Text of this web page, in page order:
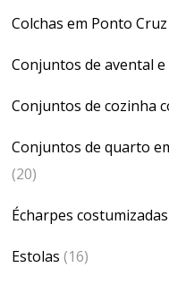
Colchas em Ponto Cruz
Conjuntos de avental
Conjuntos de cozinha
Conjuntos de quarto
(20)
Écharpes
Estolas (16)